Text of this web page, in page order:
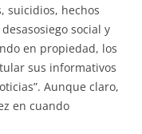
suicidios, hechos
social y
en propiedad, los
sus informativos
Aunque claro,
en cuando